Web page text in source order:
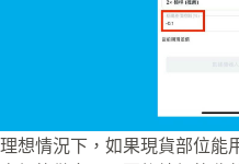
理想情況下，如果現貨部位能